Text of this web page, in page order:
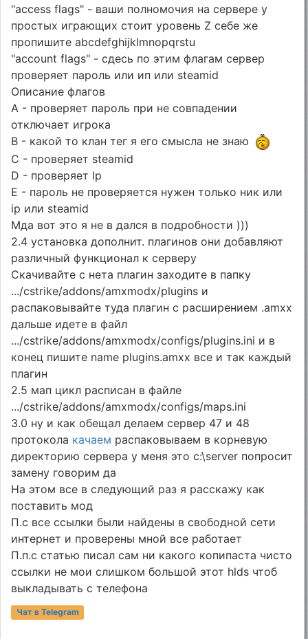
"access flags" - ваши полномочия на сервере у
простых играющих стоит уровень Z себе же
пропишите abcdefghijklmnopqrstu
"account flags" - сдесь по этим флагам сервер
проверяет пароль или ип или steamid
Описание флагов
A - проверяет пароль при не совпадении
отключает игрока
В - какой то клан тег я его смысла не знаю
C - проверяет steamid
D - проверяет Ip
E - пароль не проверяется нужен только ник или
ip или steamid
Мда вот это я не в дался в подробности )))
2.4 установка дополнит. плагинов они добавляют
различный функционал к серверу
Скачивайте с нета плагин заходите в папку
.../cstrike/addons/amxmodx/plugins и
распаковывайте туда плагин с расширением .amxx
дальше идете в файл
.../cstrike/addons/amxmodx/configs/plugins.ini и в
конец пишите name plugins.amxx все и так каждый
плагин
2.5 мап цикл расписан в файле
.../cstrike/addons/amxmodx/configs/maps.ini
3.0 ну и как обещал делаем сервер 47 и 48
протокола качаем распаковываем в корневую
директорию сервера у меня это c:\server попросит
замену говорим да
На этом все в следующий раз я расскажу как
поставить мод
П.с все ссылки были найдены в свободной сети
интернет и проверены мной все работает
П.п.с статью писал сам ни какого копипаста чисто
ссылки не мои слишком большой этот hlds чтоб
выкладывать с телефона
Чат в Telegram